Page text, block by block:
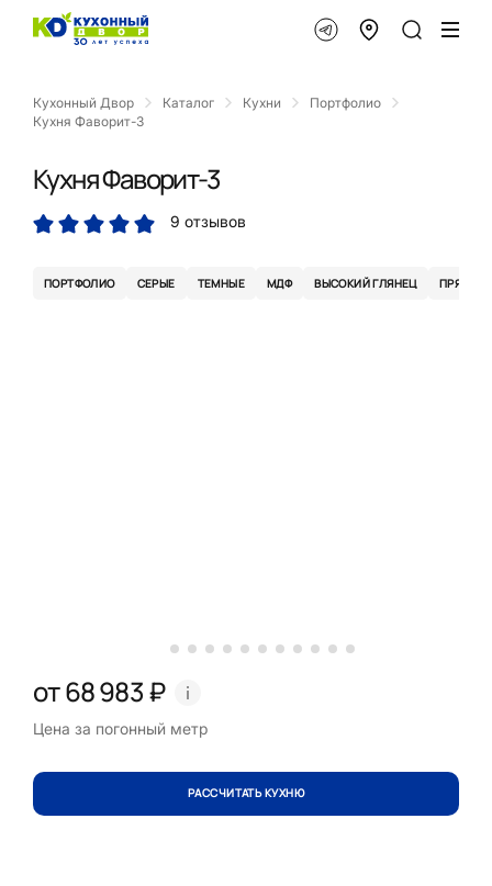
Кухонный Двор Каталог Кухни
Портфолио
Кухня Фаворит-3
Кухня Фаворит-3
9 отзывов
ПОРТФОЛИО СЕРЫЕ ТЕМНЫЕ МДФ ВЫСОКИЙ ГЛЯНЕЦ ПРЯМЫЕ
от 68 983 ₽
Цена за погонный метр
РАССЧИТАТЬ КУХНЮ